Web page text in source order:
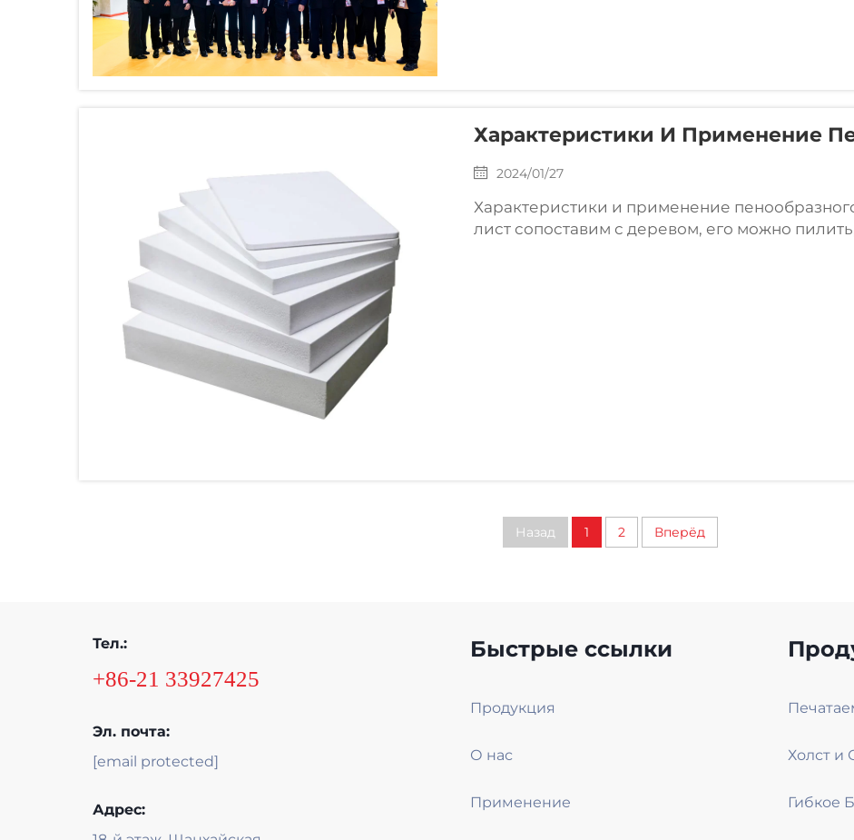
Характеристики И Применение
2024/01/27
Характеристики и применение
лист сопоставим с деревом, его можно пилить,
Назад 1 2 Вперёд
Тел.:
+86-21 33927425
Эл. почта:
[email protected]
Адрес:
Быстрые ссылки
Продукция
О нас
Применение
Холст и